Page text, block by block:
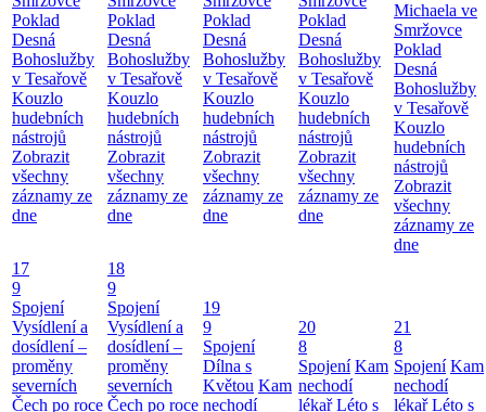
Poklad
Desná
Bohoslužby
v Tesařově
Kouzlo
hudebních
nástrojů
Zobrazit
všechny
záznamy ze
dne
Poklad
Desná
Bohoslužby
v Tesařově
Kouzlo
hudebních
nástrojů
Zobrazit
všechny
záznamy ze
dne
Poklad
Desná
Bohoslužby
v Tesařově
Kouzlo
hudebních
nástrojů
Zobrazit
všechny
záznamy ze
dne
Poklad
Desná
Bohoslužby
v Tesařově
Kouzlo
hudebních
nástrojů
Zobrazit
všechny
záznamy ze
dne
Michaela ve
Smržovce
Poklad
Desná
Bohoslužby
v Tesařově
Kouzlo
hudebních
nástrojů
Zobrazit
všechny
záznamy ze
dne
17
9
Spojení
Vysídlení a
dosídlení –
proměny
severních
Čech po roce
18
9
Spojení
Vysídlení a
dosídlení –
proměny
severních
Čech po roce
19
9
Spojení
Dílna s
Květou Kam
nechodí
20
8
Spojení Kam
nechodí
lékař Léto s
21
8
Spojení Kam
nechodí
lékař Léto s